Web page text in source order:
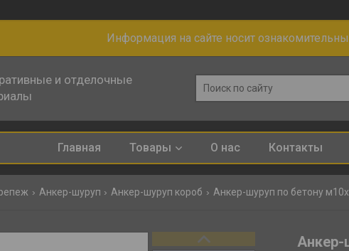
Информация на сайте носит
и отделочные
Главная Товары О нас Контакты
Анкер-шуруп Анкер-шуруп короб Анкер-шуруп по бетону
Анкер-